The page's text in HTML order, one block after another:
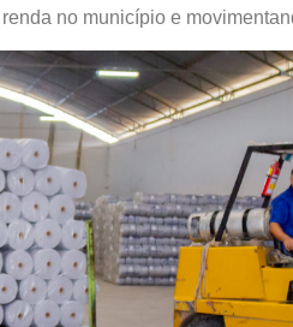
no município e